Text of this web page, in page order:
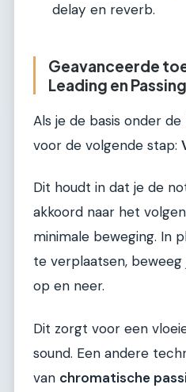
delay en reverb.
Geavanceerde
Leading en
Als je de basis onder
voor de volgende stap:
Dit houdt in dat je de
akkoord naar het
minimale beweging. In
te verplaatsen,
op en neer.
Dit zorgt voor een
sound. Een andere
van chromatische